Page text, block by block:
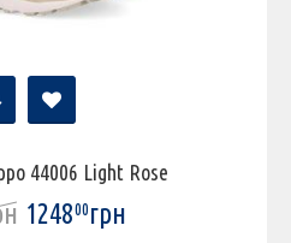
44006 Light Rose
124800грн